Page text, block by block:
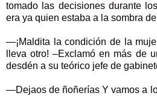
tomado las decisiones durante
era ya quien estaba a la sombra
—¡Maldita la condición de la
lleva otro! –Exclamó en más de
desdén a su teórico jefe de
—Dejaos de ñoñerías Y vamos a